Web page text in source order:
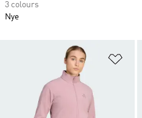
3 colours
Nye